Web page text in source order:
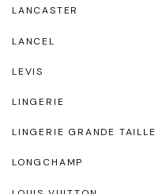
LANCASTER
LANCEL
LEVIS
LINGERIE
LINGERIE GRANDE TAILLE
LONGCHAMP